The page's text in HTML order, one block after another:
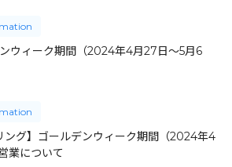
ウィーク期間（2024年4月27日～5月6
ング】ゴールデンウィーク期間（2024年4
業について